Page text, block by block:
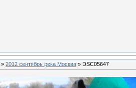
» 2012 сентябрь река Москва » DSC05647